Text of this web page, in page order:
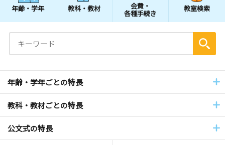
年齢・学年 教科・教材 会費・
各種手続き
教室検索
年齢・学年ごとの特長
教科・教材ごとの特長
公文式の特長